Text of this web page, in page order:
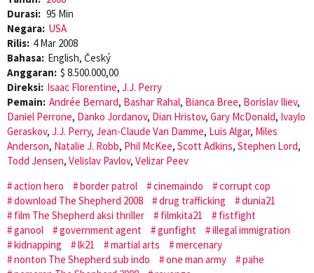
Durasi: 95 Min
Negara: USA
Rilis: 4 Mar 2008
Bahasa: English, Český
Anggaran: $ 8.500.000,00
Direksi: Isaac Florentine, J.J. Perry
Pemain: Andrée Bernard, Bashar Rahal, Bianca Bree, Borislav Iliev,
Daniel Perrone, Danko Jordanov, Dian Hristov, Gary McDonald, Ivaylo
Geraskov, J.J. Perry, Jean-Claude Van Damme, Luis Algar, Miles
Anderson, Natalie J. Robb, Phil McKee, Scott Adkins, Stephen Lord,
Todd Jensen, Velislav Pavlov, Velizar Peev
action hero
border patrol cinemaindo
corrupt cop
download The Shepherd 2008
drug trafficking
dunia21
film The Shepherd aksi thriller
filmkita21
fistfight
ganool
government agent gunfight
illegal immigration
kidnapping
lk21 martial arts
mercenary
nonton The Shepherd sub indo
one man army
pahe